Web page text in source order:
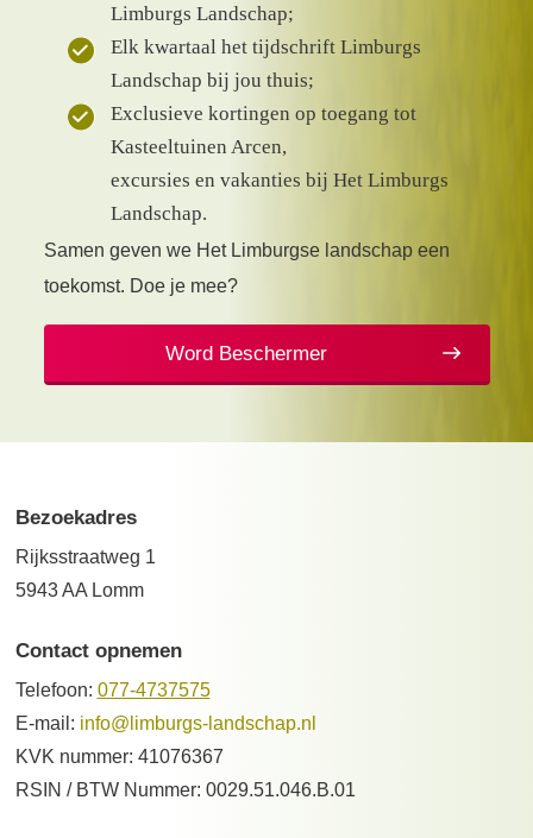
Limburgs Landschap;
Elk kwartaal het tijdschrift Limburgs
Landschap bij jou thuis;
Exclusieve kortingen op toegang tot
Kasteeltuinen Arcen,
excursies en vakanties bij Het Limburgs
Landschap.
Samen geven we Het Limburgse landschap een
toekomst. Doe je mee?
Word Beschermer
Bezoekadres
Rijksstraatweg 1
5943 AA Lomm
Contact opnemen
Telefoon: 077-4737575
E-mail: info@limburgs-landschap.nl
KVK nummer: 41076367
RSIN / BTW Nummer: 0029.51.046.B.01